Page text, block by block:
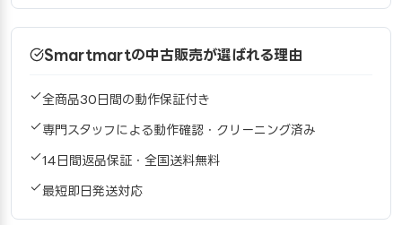
Smartmartの中古販売が選ばれる理由
全商品30日間の動作保証付き
専門スタッフによる動作確認・クリーニング済み
14日間返品保証・全国送料無料
最短即日発送対応